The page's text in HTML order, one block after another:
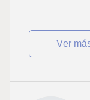
ver